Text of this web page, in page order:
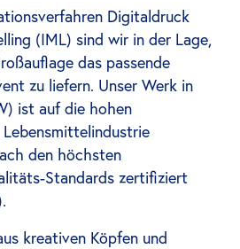
Digitaldruck
(IML) sind wir in der Lage,
das passende
zu liefern. Unser Werk in
ist auf die hohen
den höchsten
Standards zertifiziert
kreativen Köpfen und